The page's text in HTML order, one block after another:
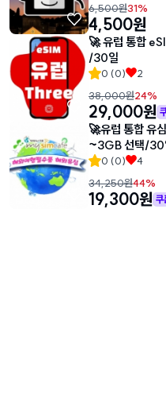
6,500원31%
4,500원
🚀 유럽 통합
/30일
0 (0)
2
38,000원24%
29,000원
🚀유럽 통합 유
~3GB 선택/30
0 (0)
4
34,250원44%
19,300원 쿠